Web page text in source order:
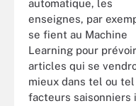
automatique, les
enseignes, par
se fient au Machine
Learning pour
articles qui se
mieux dans tel ou
facteurs saisonniers